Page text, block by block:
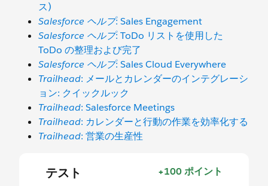
ス)
Salesforce ヘルプ: Sales Engagement
Salesforce ヘルプ: ToDo リストを使用した
ToDo の整理および完了
Salesforce ヘルプ: Sales Cloud Everywhere
Trailhead: メールとカレンダーのインテグレーシ
ョン: クイックルック
Trailhead: Salesforce Meetings
Trailhead: カレンダーと行動の作業を効率化する
Trailhead: 営業の生産性